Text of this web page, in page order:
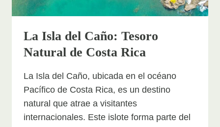
La Isla del Caño: Tesoro
Natural de Costa Rica
La Isla del Caño, ubicada en el océano
Pacífico de Costa Rica, es un destino
natural que atrae a visitantes
internacionales. Este islote forma parte del